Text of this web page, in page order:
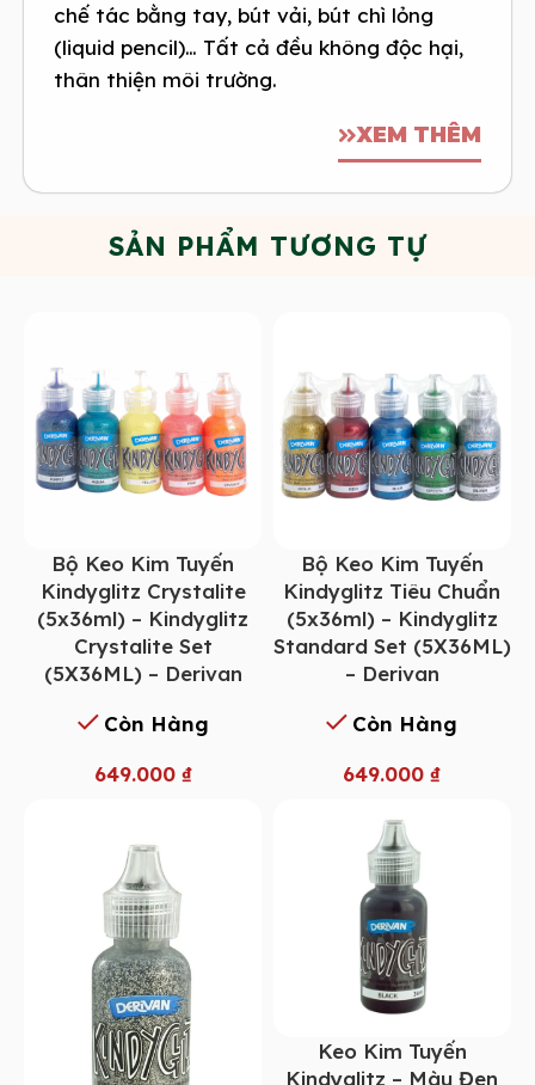
chế tác bằng tay, bút vải, bút chì lỏng
(liquid pencil)… Tất cả đều không độc hại,
thân thiện môi trường.
XEM THÊM
SẢN PHẨM TƯƠNG TỰ
Bộ Keo Kim Tuyến
Kindyglitz Crystalite
(5x36ml) – Kindyglitz
Crystalite Set
(5X36ML) – Derivan
Còn Hàng
649.000 ₫
Bộ Keo Kim Tuyến
Kindyglitz Tiêu Chuẩn
(5x36ml) – Kindyglitz
Standard Set (5X36ML)
– Derivan
Còn Hàng
649.000₫
Keo Kim Tuyến
Kindyglitz – Màu Đen